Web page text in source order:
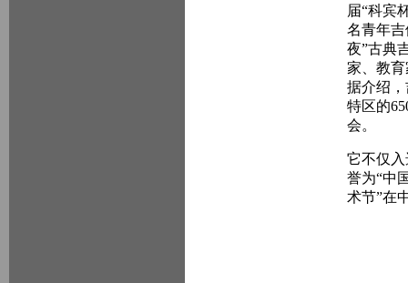
届“科宾
名青年
夜”古典
家、教
据介绍
特区的
会。
它不仅
誉为“中
术节”在